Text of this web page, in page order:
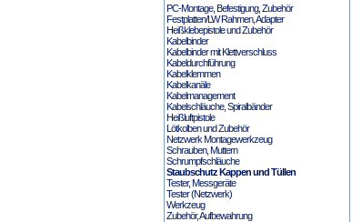
PC-Montage, Befestigung, Zubehör
Festplatten/LW Rahmen, Adapter
Heißklebepistole und Zubehör
Kabelbinder
Kabelbinder mit Klettverschluss
Kabeldurchführung
Kabelklemmen
Kabelkanäle
Kabelmanagement
Kabelschläuche, Spiralbänder
Heißluftpistole
Lötkolben und Zubehör
Netzwerk Montagewerkzeug
Schrauben, Muttern
Schrumpfschläuche
Staubschutz Kappen und Tüllen
Tester, Messgeräte
Tester (Netzwerk)
Werkzeug
Zubehör, Aufbewahrung